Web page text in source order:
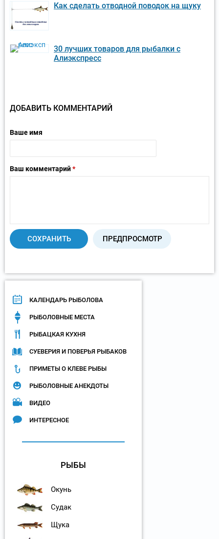
Как сделать отводной поводок на щуку
30 лучших товаров для рыбалки с
Алиэкспресс
ДОБАВИТЬ КОММЕНТАРИЙ
Ваше имя
Ваш комментарий*
КАЛЕНДАРЬ РЫБОЛОВА
РЫБОЛОВНЫЕ МЕСТА
РЫБАЦКАЯ КУХНЯ
СУЕВЕРИЯ И ПОВЕРЬЯ РЫБАКОВ
ПРИМЕТЫ О КЛЕВЕ РЫБЫ
РЫБОЛОВНЫЕ АНЕКДОТЫ
ВИДЕО
ИНТЕРЕСНОЕ
РЫБЫ
Окунь
Судак
Щука